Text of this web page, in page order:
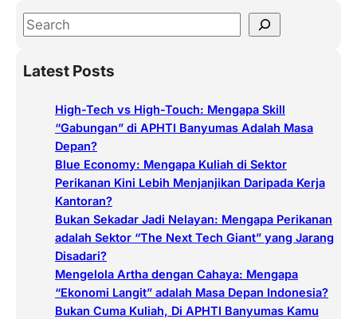
S
aLatest Posts
High-Tech vs High-Touch: Mengapa Skill
“Gabungan” di APHTI Banyumas Adalah Masa
Depan?
Blue Economy: Mengapa Kuliah di Sektor
Perikanan Kini Lebih Menjanjikan Daripada Kerja
Kantoran?
Bukan Sekadar Jadi Nelayan: Mengapa Perikanan
adalah Sektor “The Next Tech Giant” yang Jarang
Disadari?
Mengelola Artha dengan Cahaya: Mengapa
“Ekonomi Langit” adalah Masa Depan Indonesia?
Bukan Cuma Kuliah, Di APHTI Banyumas Kamu